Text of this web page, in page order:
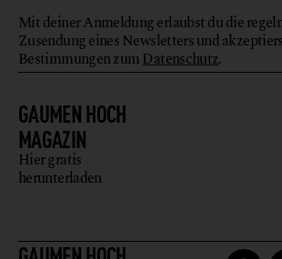
GAUMEN HOCH
MAGAZIN
Hier gratis
herunterladen
Mit deiner Anmeldung erlaubst du die
Zusendung eines Newsletters und
Bestimmungen zumDatenschutz.